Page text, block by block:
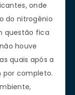
onde
do nitrogênio
questão fica
houve
quais após a
por completo.